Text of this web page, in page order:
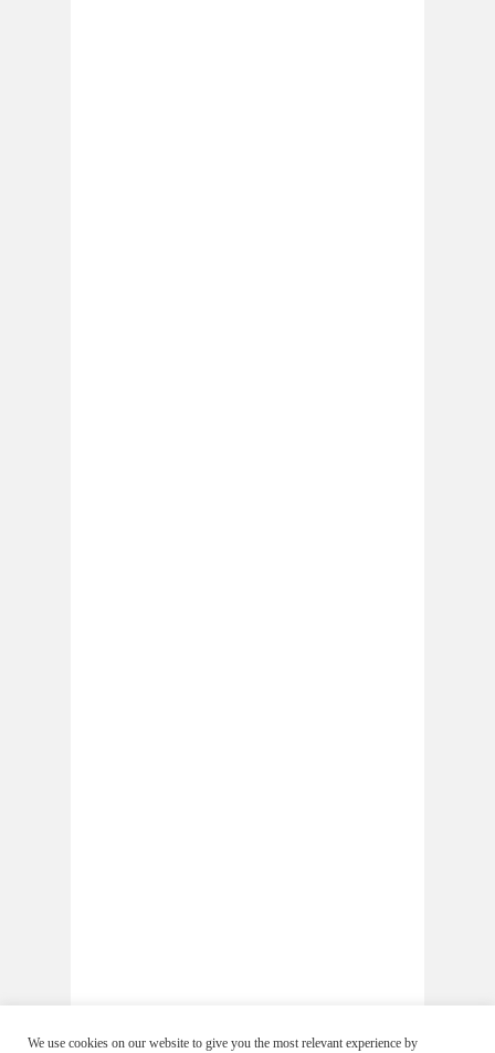
We use cookies on our website to give you the most relevant experience by